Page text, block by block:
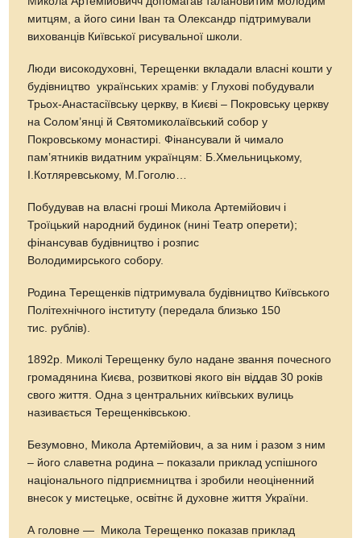
митцям, а його сини Іван та Олександр підтримували
вихованців Київської рисувальної школи.
Люди високодуховні, Терещенки вкладали власні кошти у
будівництво українських храмів: у Глухові побудували
Трьох-Анастасіївську церкву, в Києві – Покровську церкву
на Солом’янці й Святомиколаївський собор у
Покровському монастирі. Фінансували й чимало
пам’ятників видатним українцям: Б.Хмельницькому,
І.Котляревському, М.Гоголю…
Побудував на власні гроші Микола Артемійович і
Троїцький народний будинок (нині Театр оперети);
фінансував будівництво і розпис
Володимирського собору.
Родина Терещенків підтримувала будівництво Київського
Політехнічного інституту (передала близько 150
тис. рублів).
1892р. Миколі Терещенку було надане звання почесного
громадянина Києва, розвиткові якого він віддав 30 років
свого життя. Одна з центральних київських вулиць
називається Терещенківською.
Безумовно, Микола Артемійович, а за ним і разом з ним
– його славетна родина – показали приклад успішного
національного підприємництва і зробили неоціненний
внесок у мистецьке, освітнє й духовне життя України.
А головне — Микола Терещенко показав приклад